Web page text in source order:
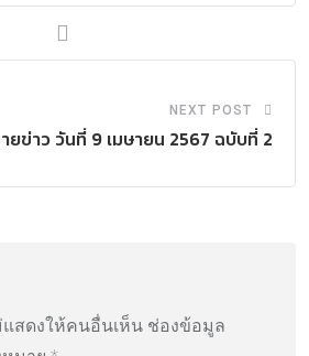
NEXT POST
ยข่าว วันที่ 9 เมษายน 2567 ฉบับที่ 2
สดงให้คนอื่นเห็น ช่องข้อมูล